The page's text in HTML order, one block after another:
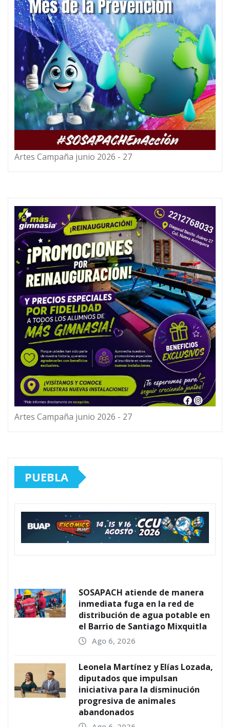
Artes Campaña junio 2026 - 27
Artes Campaña junio 2026 - 27
PUEBLA
SOSAPACH atiende de manera
inmediata fuga en la red de
distribución de agua potable en
el Barrio de Santiago Mixquitla
Ago 6, 2026
Leonela Martínez y Elías Lozada,
diputados que impulsan
iniciativa para la disminución
progresiva de animales
abandonados